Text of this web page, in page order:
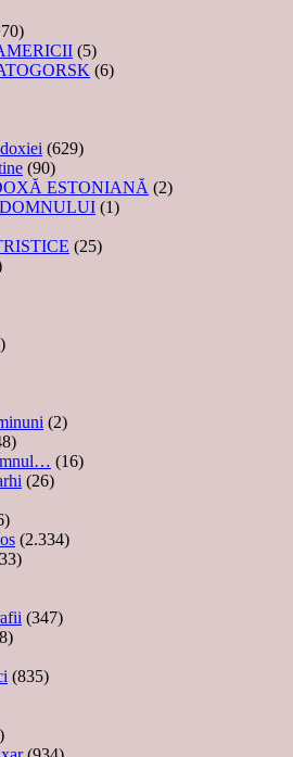
(5)
(6)
(629)
(90)
ESTONIANĂ (2)
(1)
(25)
(2)
(16)
(26)
(2.334)
(347)
(835)